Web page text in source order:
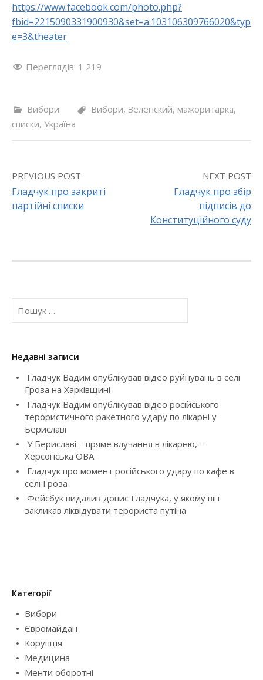
https://www.facebook.com/photo.php?
fbid=2215090331900930&set=a.103106309766020&typ
e=3&theater
Переглядів: 1 219
Вибори Вибори, Зеленский, мажоритарка,
списки, Україна
P
s
n
v
i
g
t
i
o
PREVIOUS POST
Гладчук про закриті
партійні списки
NEXT POST
Гладчук про збір
підписів до
Конституційного суду
П
ш
кНедавні записи
Гладчук Вадим опублікував відео руйнувань в селі
Гроза на Харківщині
Гладчук Вадим опублікував відео російського
терористичного ракетного удару по лікарні у
Бериславі
У Бериславі – пряме влучання в лікарню, –
Херсонська ОВА
Гладчук про момент російського удару по кафе в
селі Гроза
Фейсбук видалив допис Гладчука, у якому він
закликав ліквідувати терориста путіна
Категорії
Вибори
Євромайдан
Корупція
Медицина
Менти оборотні